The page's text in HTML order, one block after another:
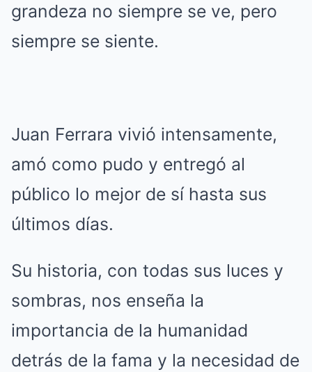
grandeza no siempre se ve, pero
siempre se siente.
Juan Ferrara vivió intensamente,
amó como pudo y entregó al
público lo mejor de sí hasta sus
últimos días.
Su historia, con todas sus luces y
sombras, nos enseña la
importancia de la humanidad
detrás de la fama y la necesidad de